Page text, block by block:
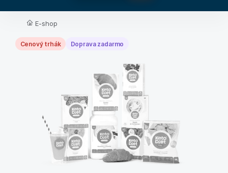
E-shop
Cenový trhák Doprava zadarmo